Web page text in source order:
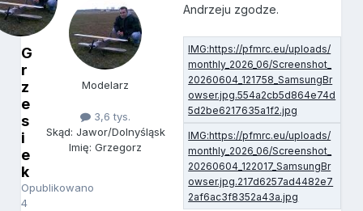
G
r
z
e
s
i
e
k
Opublikowano
4
Modelarz
3,6 tys.
Skąd: Jawor/Dolnyśląsk
Imię: Grzegorz
Andrzeju zgodze.